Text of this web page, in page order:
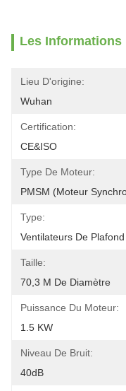
Les Informations
Lieu D'origine:
Wuhan
Certification:
CE&ISO
Type De Moteur:
PMSM (moteur
Type:
Ventilateurs De Plafond
Taille:
70,3 M De Diamètre
Puissance Du Moteur:
1.5 KW
Niveau De Bruit:
40dB